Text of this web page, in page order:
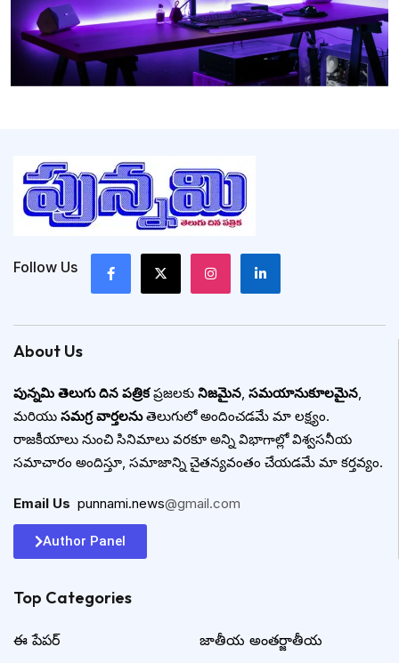
Follow Us
About Us
పున్నమి తెలుగు దిన పత్రికప్రజలకు నిజమైన సమయానుకూలమైన
మరియు సమగ్ర వార్తలనుతెలుగులో అందించడమే మా లక్ష్యం.
రాజకీయాలు నుంచి సినిమాలు వరకూ అన్ని విభాగాల్లో విశ్వసనీయ
సమాచారం అందిస్తూ, సమాజాన్ని చైతన్యవంతం చేయడమే మా కర్తవ్యం.
Email Us punnami.news@gmail.com
Author Panel
Top Categories​
ఈ పేపర్ జాతీయ అంతర్జాతీయ